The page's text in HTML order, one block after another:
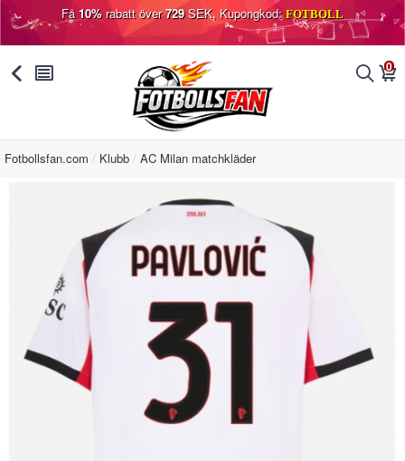
Få10%rabatt över729SEK, Kupongkod: FOTBOLL
󰅯 󰂩 󰂨 0
󰃦
Fotbollsfan.com Klubb AC Milan matchkläder